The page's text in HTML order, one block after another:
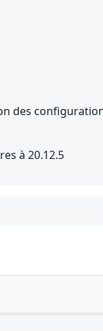
des
à 20.12.5